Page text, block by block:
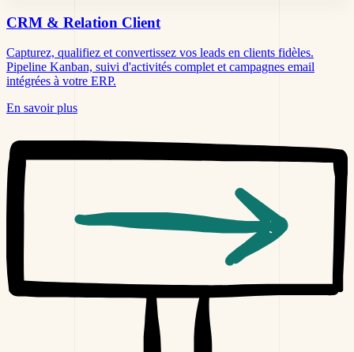
CRM & Relation Client
Capturez, qualifiez et convertissez vos leads en clients fidèles.
Pipeline Kanban, suivi d'activités complet et campagnes email
intégrées à votre ERP.
En savoir plus